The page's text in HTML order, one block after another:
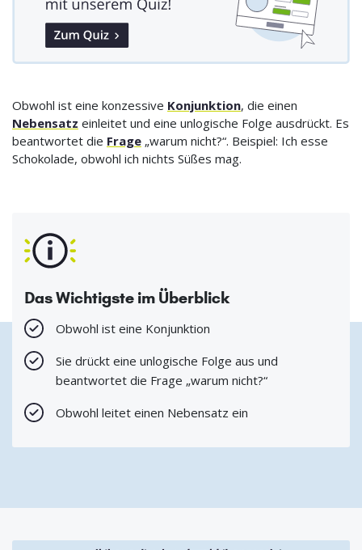
Obwohl ist eine konzessive Konjunktion, die einen
Nebensatz einleitet und eine unlogische Folge ausdrückt. Es
beantwortet die Frage „warum nicht?“. Beispiel: Ich esse
Schokolade, obwohl ich nichts Süßes mag.
Das Wichtigste im Überblick
Obwohl ist eine Konjunktion
Sie drückt eine unlogische Folge aus und
beantwortet die Frage „warum nicht?“
Obwohl leitet einen Nebensatz ein